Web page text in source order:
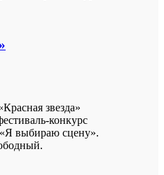
звезда»
конкурс
выбираю сцену».